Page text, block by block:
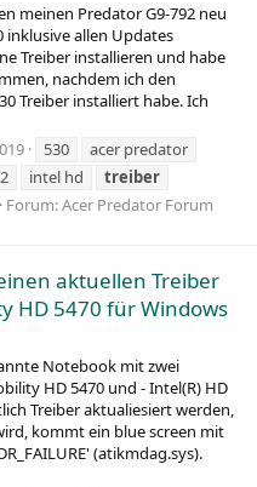
meinen Predator G9-792 neu
allen Updates
Treiber installieren und habe
nachdem ich den
Treiber installiert habe. Ich
530
acer predator
intel hd
treiber
Forum:Acer Predator Forum
aktuellen Treiber
HD 5470 für Windows
Notebook mit zwei
HD 5470 und - Intel(R) HD
Treiber aktualiesiert werden,
kommt ein blue screen mit
(atikmdag.sys).